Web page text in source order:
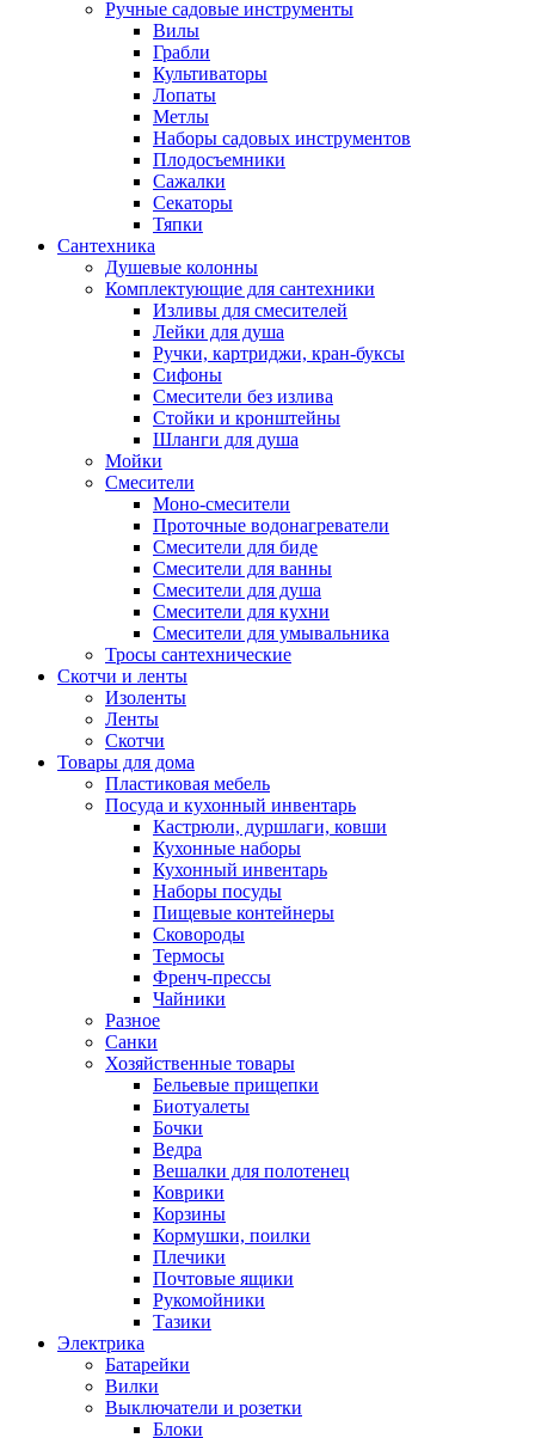
Ручные садовые инструменты
Вилы
Грабли
Культиваторы
Лопаты
Метлы
Наборы садовых инструментов
Плодосъемники
Сажалки
Секаторы
Тяпки
Сантехника
Душевые колонны
Комплектующие для сантехники
Изливы для смесителей
Лейки для душа
Ручки, картриджи, кран-буксы
Сифоны
Смесители без излива
Стойки и кронштейны
Шланги для душа
Мойки
Смесители
Моно-смесители
Проточные водонагреватели
Смесители для биде
Смесители для ванны
Смесители для душа
Смесители для кухни
Смесители для умывальника
Тросы сантехнические
Скотчи и ленты
Изоленты
Ленты
Скотчи
Товары для дома
Пластиковая мебель
Посуда и кухонный инвентарь
Кастрюли, дуршлаги, ковши
Кухонные наборы
Кухонный инвентарь
Наборы посуды
Пищевые контейнеры
Сковороды
Термосы
Френч-прессы
Чайники
Разное
Санки
Хозяйственные товары
Бельевые прищепки
Биотуалеты
Бочки
Ведра
Вешалки для полотенец
Коврики
Корзины
Кормушки, поилки
Плечики
Почтовые ящики
Рукомойники
Тазики
Электрика
Батарейки
Вилки
Выключатели и розетки
Блоки